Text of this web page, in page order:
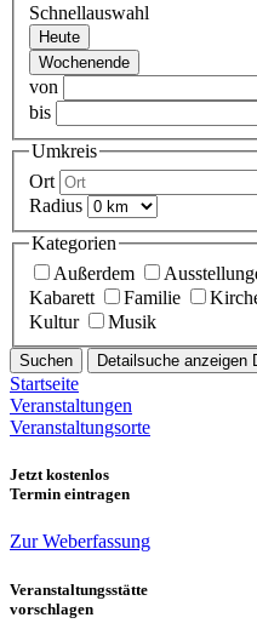
Schnellauswahl
Heute
Wochenende
von
bis
Umkreis
Ort
Radius
Kategorien
Außerdem
Kabarett
Familie
Kultur
Musik
Suchen Detailsuche anzeigen
Startseite
Veranstaltungen
Veranstaltungsorte
Jetzt kostenlos
Termin eintragen
Zur Weberfassung
Veranstaltungsstätte
vorschlagen